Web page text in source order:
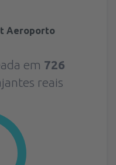
Aeroporto
em 726
reais